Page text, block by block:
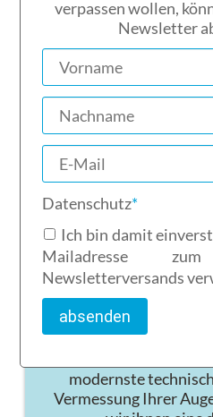
Ophthalmica aus
hervorragende
der
mehr über
Bei uns bekommen Sie
modernste
Vermessung Ihrer
verpassen wollen,
Newsletter
Pflichtfeld
Datenschutz*
Ich bin damit
Mailadresse
Newsletterversands
absenden